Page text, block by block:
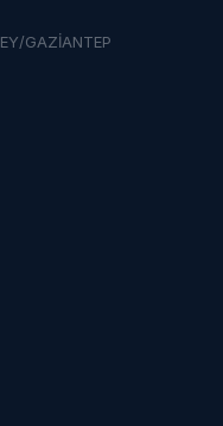
GAZİANTEP